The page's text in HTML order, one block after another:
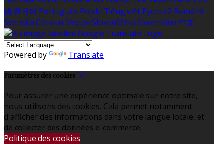
語 한국어 Português Polski Tiếng việt Русский Română
Svenska Српски Shqipe Slovenščina Slovenčina 中文
Powered by Translate
Paramètres des cookies
Pour assurer une expérience optimale sur notre site,
nous utilisons des cookies. Cela permet notamment
d'afficher des informations dans votre langue locale, et
de collecter des données e-commerce.
Politique des cookies